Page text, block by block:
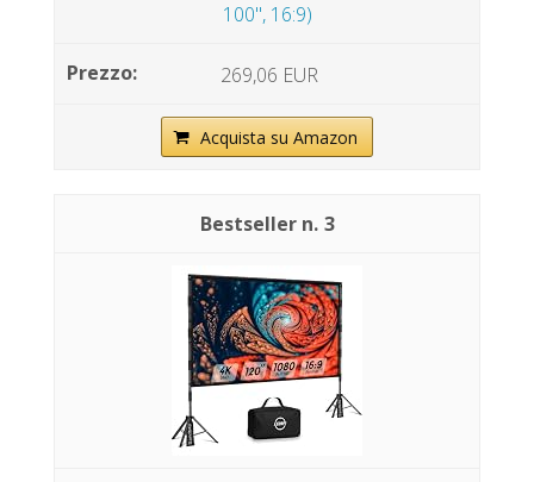
100", 16:9)
269,06 EUR
Acquista su Amazon
3